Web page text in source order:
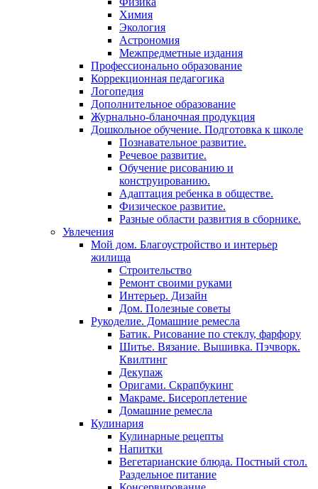
Химия
Экология
Астрономия
Межпредметные издания
Профессионально образование
Коррекционная педагогика
Логопедия
Дополнительное образование
Журнально-бланочная продукция
Дошкольное обучение. Подготовка к школе
Познавательное развитие.
Речевое развитие.
Обучение рисованию и
конструированию.
Адаптация ребенка в обществе.
Физическое развитие.
Разные области развития в сборнике.
Увлечения
Мой дом. Благоустройство и интерьер
жилища
Строительство
Ремонт своими руками
Интерьер. Дизайн
Дом. Полезные советы
Рукоделие. Домашние ремесла
Батик. Рисование по стеклу, фарфору
Шитье. Вязание. Вышивка. Пэчворк.
Квилтинг
Декупаж
Оригами. Скрапбукинг
Макраме. Бисероплетение
Домашние ремесла
Кулинария
Кулинарные рецепты
Напитки
Вегетарианские блюда. Постный стол.
Раздельное питание